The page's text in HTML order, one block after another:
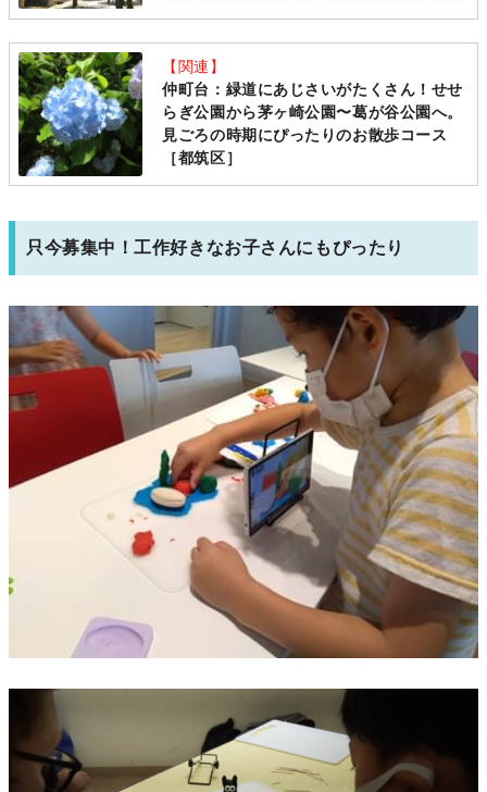
【関連】
仲町台：緑道にあじさいがたくさん！せせ
らぎ公園から茅ヶ崎公園〜葛が谷公園へ。
見ごろの時期にぴったりのお散歩コース
［都筑区］
只今募集中！工作好きなお子さんにもぴったり